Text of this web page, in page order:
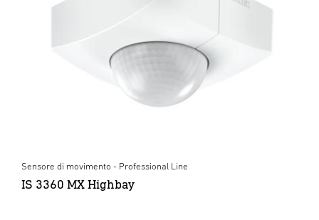
Sensore di movimento - Professional Line
IS 3360 MX Highbay